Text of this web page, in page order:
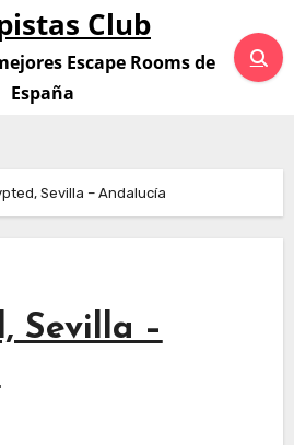
Club
Escape Rooms de
España
Sevilla – Andalucía
Sevilla –